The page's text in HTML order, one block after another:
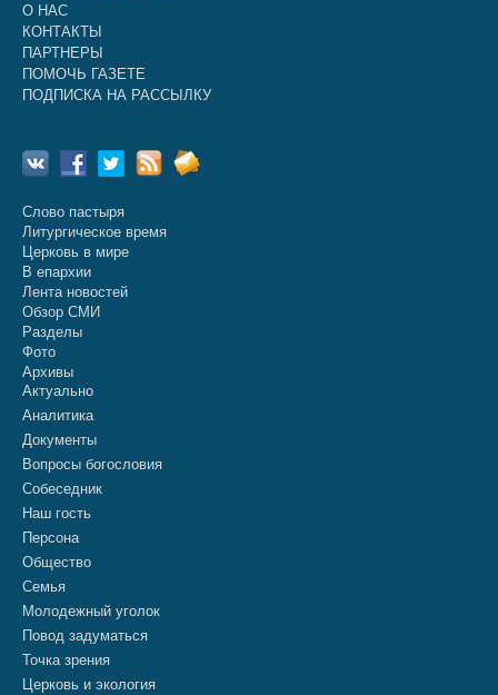
О НАС
КОНТАКТЫ
ПАРТНЕРЫ
ПОМОЧЬ ГАЗЕТЕ
ПОДПИСКА НА РАССЫЛКУ
Слово пастыря
Литургическое время
Церковь в мире
В епархии
Лента новостей
Обзор СМИ
Разделы
Фото
Архивы
Актуально
Аналитика
Документы
Вопросы богословия
Собеседник
Наш гость
Персона
Общество
Семья
Молодежный уголок
Повод задуматься
Точка зрения
Церковь и экология